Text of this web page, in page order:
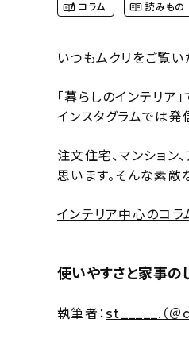
コラム 読みもの
いつもムクリをご覧い
「暮らしのインテリア
インスタグラムでは発
注文住宅、マンション
思います。そんな素敵
インテリア中心のコラ
使いやすさと家事の
執筆者： st_____.（